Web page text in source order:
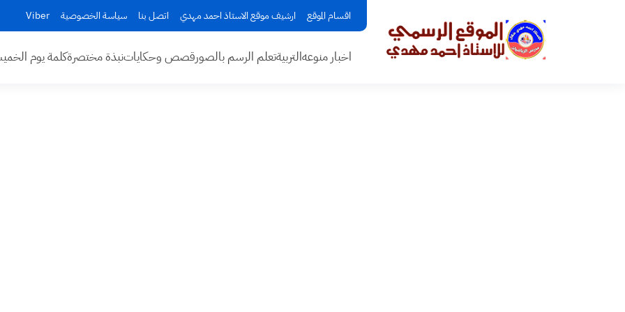
اقسام الموقع ارشيف موقع الاستاذ احمد مهدي اتصل بنا سياسة الخصوصية Viber
اخبار منوعهالتربيةتعلم الرسم بالصورقصص وحكاياتنبذة مختصرةكلمة يوم